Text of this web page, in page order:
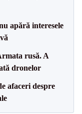
apără interesele
rusă. A
dronelor
afaceri despre